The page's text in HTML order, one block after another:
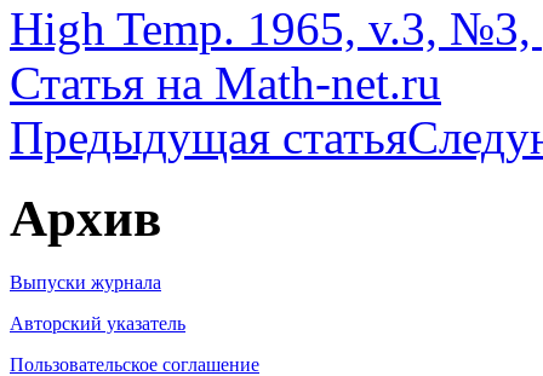
High Temp. 1965, v.3, №3,
Статья на Math-net.ru
Предыдущая статья
Архив
Выпуски журнала
Авторский указатель
Пользовательское соглашение